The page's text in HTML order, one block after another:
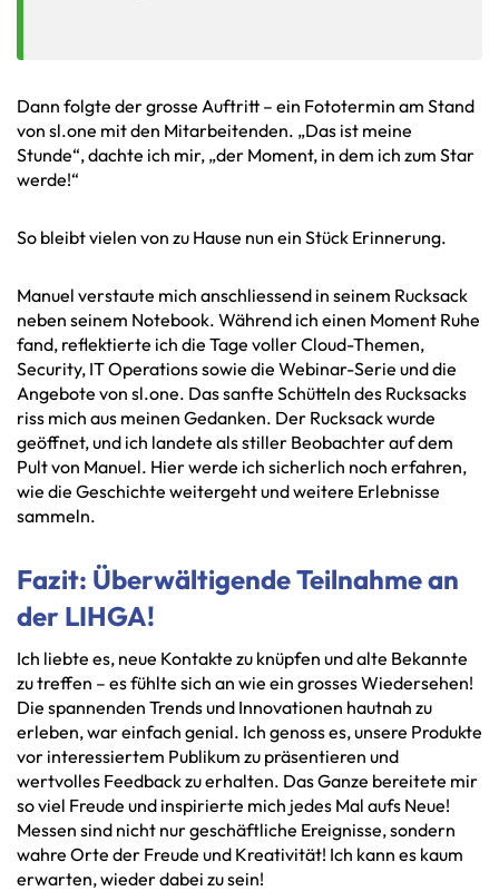
Dann folgte der grosse Auftritt – ein Fototermin am Stand
von sl.one mit den Mitarbeitenden. „Das ist meine
Stunde“, dachte ich mir, „der Moment, in dem ich zum Star
werde!“
So bleibt vielen von zu Hause nun ein Stück Erinnerung.
Manuel verstaute mich anschliessend in seinem Rucksack
neben seinem Notebook. Während ich einen Moment Ruhe
fand, reflektierte ich die Tage voller Cloud-Themen,
Security, IT Operations sowie die Webinar-Serie und die
Angebote von sl.one. Das sanfte Schütteln des Rucksacks
riss mich aus meinen Gedanken. Der Rucksack wurde
geöffnet, und ich landete als stiller Beobachter auf dem
Pult von Manuel. Hier werde ich sicherlich noch erfahren,
wie die Geschichte weitergeht und weitere Erlebnisse
sammeln.
Fazit: Überwältigende Teilnahme an
der LIHGA!
Ich liebte es, neue Kontakte zu knüpfen und alte Bekannte
zu treffen – es fühlte sich an wie ein grosses Wiedersehen!
Die spannenden Trends und Innovationen hautnah zu
erleben, war einfach genial. Ich genoss es, unsere Produkte
vor interessiertem Publikum zu präsentieren und
wertvolles Feedback zu erhalten. Das Ganze bereitete mir
so viel Freude und inspirierte mich jedes Mal aufs Neue!
Messen sind nicht nur geschäftliche Ereignisse, sondern
wahre Orte der Freude und Kreativität! Ich kann es kaum
erwarten, wieder dabei zu sein!